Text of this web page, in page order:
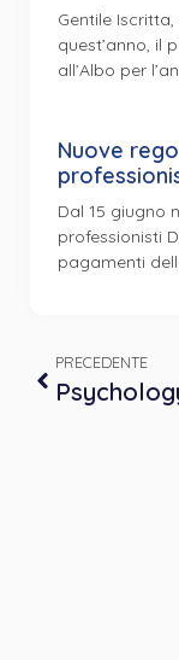
Gentile
quest’anno, il
all’Albo per
Nuove
Dal 15 giugno
professionisti
pagamenti
PRECEDENTE